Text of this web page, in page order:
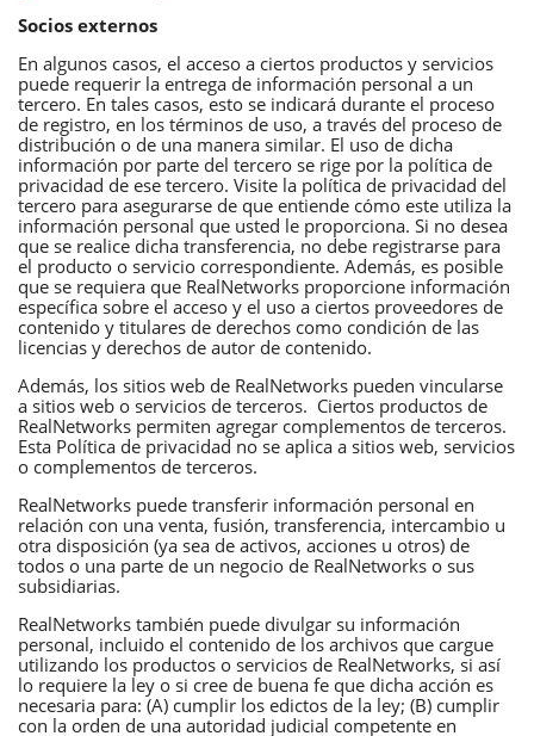
Socios externos
En algunos casos, el acceso a ciertos productos y servicios
puede requerir la entrega de información personal a un
tercero. En tales casos, esto se indicará durante el proceso
de registro, en los términos de uso, a través del proceso de
distribución o de una manera similar. El uso de dicha
información por parte del tercero se rige por la política de
privacidad de ese tercero. Visite la política de privacidad del
tercero para asegurarse de que entiende cómo este utiliza la
información personal que usted le proporciona. Si no desea
que se realice dicha transferencia, no debe registrarse para
el producto o servicio correspondiente. Además, es posible
que se requiera que RealNetworks proporcione información
específica sobre el acceso y el uso a ciertos proveedores de
contenido y titulares de derechos como condición de las
licencias y derechos de autor de contenido.
Además, los sitios web de RealNetworks pueden vincularse
a sitios web o servicios de terceros. Ciertos productos de
RealNetworks permiten agregar complementos de terceros.
Esta Política de privacidad no se aplica a sitios web, servicios
o complementos de terceros.
RealNetworks puede transferir información personal en
relación con una venta, fusión, transferencia, intercambio u
otra disposición (ya sea de activos, acciones u otros) de
todos o una parte de un negocio de RealNetworks o sus
subsidiarias.
RealNetworks también puede divulgar su información
personal, incluido el contenido de los archivos que cargue
utilizando los productos o servicios de RealNetworks, si así
lo requiere la ley o si cree de buena fe que dicha acción es
necesaria para: (A) cumplir los edictos de la ley; (B) cumplir
con la orden de una autoridad judicial competente en